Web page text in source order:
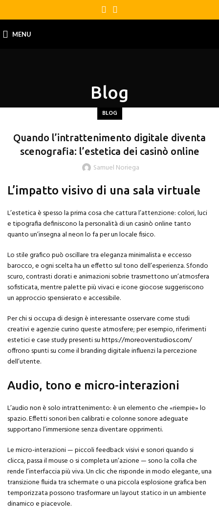
MENU
Blog
BLOG
Quando l’intrattenimento digitale diventa
scenografia: l’estetica dei casinò online
Samuel Noriega
L’impatto visivo di una sala virtuale
L’estetica è spesso la prima cosa che cattura l’attenzione: colori, luci
e tipografia definiscono la personalità di un casinò online tanto
quanto un’insegna al neon lo fa per un locale fisico.
Lo stile grafico può oscillare tra eleganza minimalista e eccesso
barocco, e ogni scelta ha un effetto sul tono dell’esperienza. Sfondo
scuro, contrasti dorati e animazioni sobrie trasmettono un’atmosfera
sofisticata, mentre palette più vivaci e icone giocose suggeriscono
un approccio spensierato e accessibile.
Per chi si occupa di design è interessante osservare come studi
creativi e agenzie curino queste atmosfere; per esempio, riferimenti
estetici e case study presenti suhttps://moreoverstudios.com/
offrono spunti su come il branding digitale influenzi la percezione
dell’utente.
Audio, tono e micro-interazioni
L’audio non è solo intrattenimento: è un elemento che «riempie» lo
spazio. Effetti sonori ben calibrati e colonne sonore adeguate
supportano l’immersione senza diventare opprimenti.
Le micro-interazioni — piccoli feedback visivi e sonori quando si
clicca, passa il mouse o si completa un’azione — sono la colla che
rende l’interfaccia più viva. Un clic che risponde in modo elegante, una
transizione fluida tra schermate o una piccola esplosione grafica ben
temporizzata possono trasformare un layout statico in un ambiente
dinamico e piacevole.